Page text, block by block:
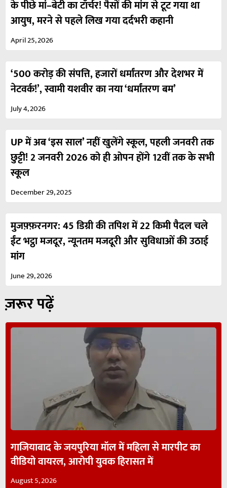
के पीछे मां–बेटी का टॉर्चर! पैसों की मांग से टूट गया था
आयुष, मरने से पहले लिख गया दर्दभरी कहानी
April 25, 2026
‘500 करोड़ की संपत्ति, हजारों धर्मांतरण और देशभर में
नेटवर्क!’, स्वामी यशवीर का नया ‘धर्मांतरण बम’
July 4, 2026
UP में अब ‘इस साल’ नहीं खुलेंगे स्कूल, पहली जनवरी तक
छुट्टी! 2 जनवरी 2026 को ही ओपन होंगे 12वीं तक के सभी
स्कूल
December 29, 2025
मुजफ़्फ़रनगर: 45 डिग्री की तपिश में 22 किमी पैदल चले
ईंट भट्ठा मजदूर, न्यूनतम मजदूरी और सुविधाओं की उठाई
मांग
June 29, 2026
ज़रूर पढ़ें
गाजियाबाद के जयपुरिया मॉल में महिला से मारपीट का
वीडियो वायरल, आरोपी युवक हिरासत में
August 5, 2026